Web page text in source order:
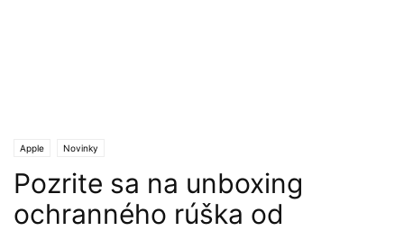
Apple Novinky
Pozrite sa na unboxing
ochranného rúška od